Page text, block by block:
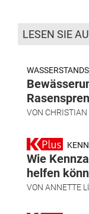
LESEN SIE
VON
Wie
helfen
VON ANNETTE